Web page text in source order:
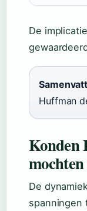
De
Huffman
Konden
De
spanningen